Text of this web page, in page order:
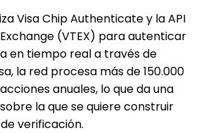
Visa Chip Authenticate y la API
(VTEX) para autenticar
en tiempo real a través de
la red procesa más de 150.000
anuales, lo que da una
la que se quiere construir
verificación.